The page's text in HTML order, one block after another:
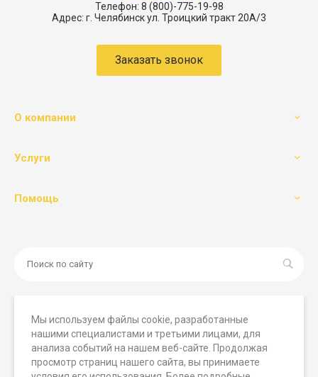
Мы используем файлы cookie, разработанные
нашими специалистами и третьими лицами, для
анализа событий на нашем веб-сайте. Продолжая
просмотр страниц нашего сайта, вы принимаете
Телефон: 8 (800)-775-19-98
Адрес: г. Челябинск ул. Троицкий тракт 20А/3
Заказать звонок
О компании
Услуги
Помощь
© 2026 Мегамашины, Все права защищены. Вся
представленная на сайте информация носит исключительно
информационный характер и ни при каких условиях не